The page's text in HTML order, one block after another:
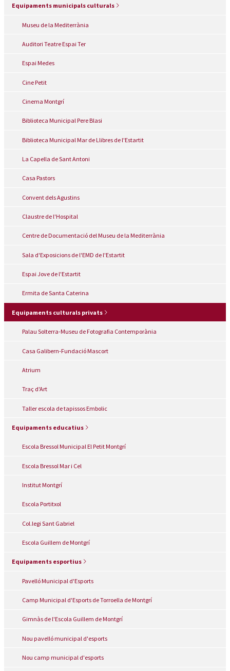
Equipaments municipals culturals
Museu de la Mediterrània
Auditori Teatre Espai Ter
Espai Medes
Cine Petit
Cinema Montgrí
Biblioteca Municipal Pere Blasi
Biblioteca Municipal Mar de Llibres de l'Estartit
La Capella de Sant Antoni
Casa Pastors
Convent dels Agustins
Claustre de l'Hospital
Centre de Documentació del Museu de la Mediterrània
Sala d'Exposicions de l'EMD de l'Estartit
Espai Jove de l'Estartit
Ermita de Santa Caterina
Equipaments culturals privats
Palau Solterra-Museu de Fotografia Contemporània
Casa Galibern-Fundació Mascort
Atrium
Traç d'Art
Taller escola de tapissos Embolic
Equipaments educatius
Escola Bressol Municipal El Petit Montgrí
Escola Bressol Mar i Cel
Institut Montgrí
Escola Portitxol
Col.legi Sant Gabriel
Escola Guillem de Montgrí
Equipaments esportius
Pavelló Municipal d'Esports
Camp Municipal d'Esports de Torroella de Montgrí
Gimnàs de l'Escola Guillem de Montgrí
Nou pavelló municipal d'esports
Nou camp municipal d'esports